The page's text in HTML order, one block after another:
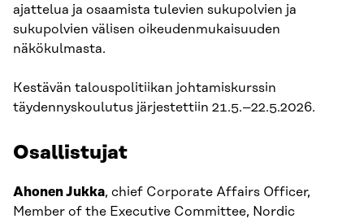
ajattelua ja osaamista tulevien sukupolvien ja
sukupolvien välisen oikeudenmukaisuuden
näkökulmasta.
Kestävän talouspolitiikan johtamiskurssin
täydennyskoulutus järjestettiin 21.5.–22.5.2026.
Osallistujat
Ahonen Jukka, chief Corporate Affairs Officer,
Member of the Executive Committee, Nordic